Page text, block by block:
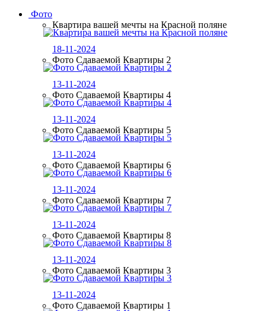
Фото
Квартира вашей мечты на Красной поляне
18-11-2024
Фото Сдаваемой Квартиры 2
13-11-2024
Фото Сдаваемой Квартиры 4
13-11-2024
Фото Сдаваемой Квартиры 5
13-11-2024
Фото Сдаваемой Квартиры 6
13-11-2024
Фото Сдаваемой Квартиры 7
13-11-2024
Фото Сдаваемой Квартиры 8
13-11-2024
Фото Сдаваемой Квартиры 3
13-11-2024
Фото Сдаваемой Квартиры 1